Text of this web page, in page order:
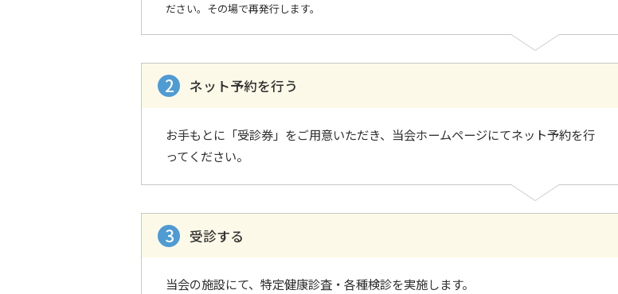
ださい。その場で再発行します。
ネット予約を行う
お手もとに「受診券」をご用意いただき、当会ホームページにてネット予約を行
ってください。
受診する
当会の施設にて、特定健康診査・各種検診を実施します。